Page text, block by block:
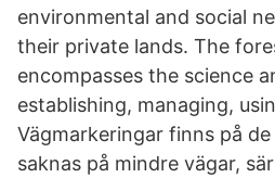
environmental and social
their private lands. The
encompasses the science
establishing, managing,
Vägmarkeringar finns på
saknas på mindre vägar,